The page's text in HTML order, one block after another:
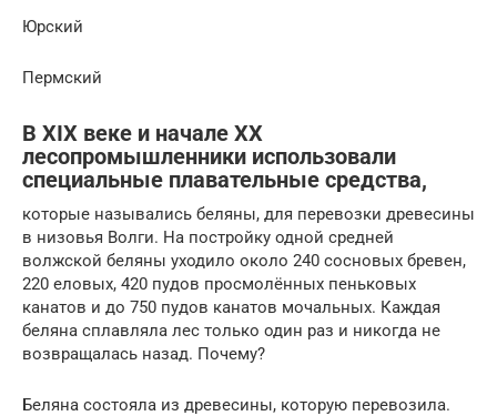
Юрский
Пермский
В XIX веке и начале XX
лесопромышленники использовали
специальные плавательные средства,
которые назывались беляны, для перевозки древесины
в низовья Волги. На постройку одной средней
волжской беляны уходило около 240 сосновых бревен,
220 еловых, 420 пудов просмолённых пеньковых
канатов и до 750 пудов канатов мочальных. Каждая
беляна сплавляла лес только один раз и никогда не
возвращалась назад. Почему?
Беляна состояла из древесины, которую перевозила.